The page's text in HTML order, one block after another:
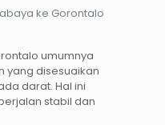
ke Gorontalo
umumnya
yang disesuaikan
darat. Hal ini
stabil dan